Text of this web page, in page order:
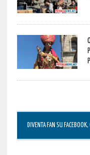
DIVENTA FAN SU FACEBOOK,